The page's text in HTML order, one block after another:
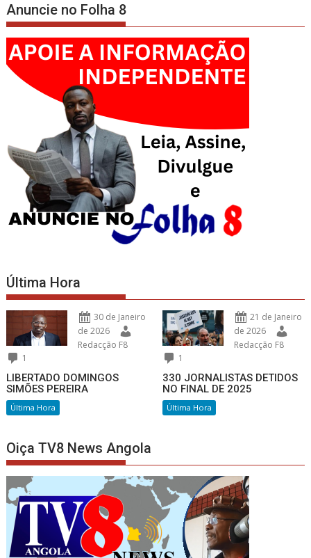
Anuncie no Folha 8
Última Hora
30 de Janeiro
de 2026
Redacção F8
1
LIBERTADO DOMINGOS
SIMÕES PEREIRA
Última Hora
21 de Janeiro
de 2026
Redacção F8
1
330 JORNALISTAS DETIDOS
NO FINAL DE 2025
Última Hora
Oiça TV8 News Angola